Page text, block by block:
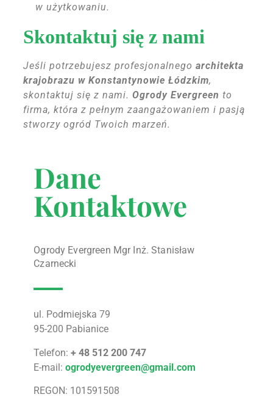
w użytkowaniu.
Skontaktuj się z nami
Jeśli potrzebujesz profesjonalnegoarchitekta
krajobrazu w Konstantynowie Łódzkim,
skontaktuj się z nami.Ogrody Evergreen to
firma, która z pełnym zaangażowaniem i pasją
stworzy ogród Twoich marzeń.
Dane
Kontaktowe
Ogrody Evergreen Mgr Inż. Stanisław
Czarnecki
ul. Podmiejska 79
95-200 Pabianice
Telefon:+ 48 512 200 747
E-mail:ogrodyevergreen@gmail.com
REGON: 101591508